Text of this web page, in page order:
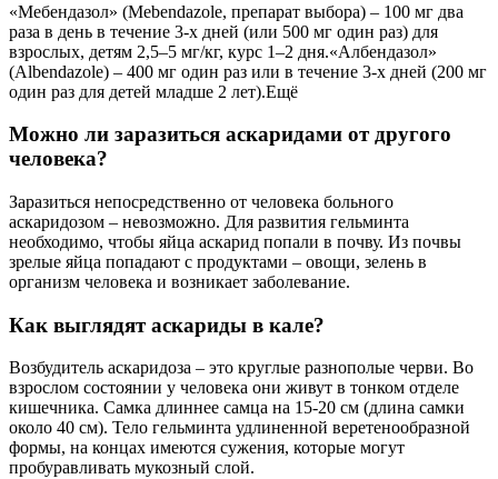
«Мебендазол» (Mebendazole, препарат выбора) – 100 мг два
раза в день в течение 3-х дней (или 500 мг один раз) для
взрослых, детям 2,5–5 мг/кг, курс 1–2 дня.«Албендазол»
(Albendazole) – 400 мг один раз или в течение 3-х дней (200 мг
один раз для детей младше 2 лет).Ещё
Можно ли заразиться аскаридами от другого
человека?
Заразиться непосредственно от человека больного
аскаридозом – невозможно. Для развития гельминта
необходимо, чтобы яйца аскарид попали в почву. Из почвы
зрелые яйца попадают с продуктами – овощи, зелень в
организм человека и возникает заболевание.
Как выглядят аскариды в кале?
Возбудитель аскаридоза – это круглые разнополые черви. Во
взрослом состоянии у человека они живут в тонком отделе
кишечника. Самка длиннее самца на 15-20 см (длина самки
около 40 см). Тело гельминта удлиненной веретенообразной
формы, на концах имеются сужения, которые могут
пробуравливать мукозный слой.